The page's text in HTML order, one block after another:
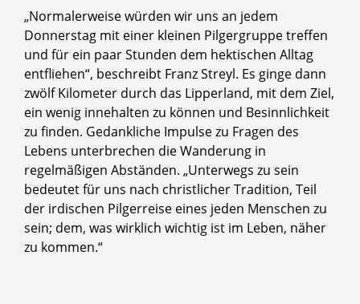
„Normalerweise würden wir uns an jedem
Donnerstag mit einer kleinen Pilgergruppe treffen
und für ein paar Stunden dem hektischen Alltag
entfliehen“, beschreibt Franz Streyl. Es ginge dann
zwölf Kilometer durch das Lipperland, mit dem Ziel,
ein wenig innehalten zu können und Besinnlichkeit
zu finden. Gedankliche Impulse zu Fragen des
Lebens unterbrechen die Wanderung in
regelmäßigen Abständen. „Unterwegs zu sein
bedeutet für uns nach christlicher Tradition, Teil
der irdischen Pilgerreise eines jeden Menschen zu
sein; dem, was wirklich wichtig ist im Leben, näher
zu kommen.“